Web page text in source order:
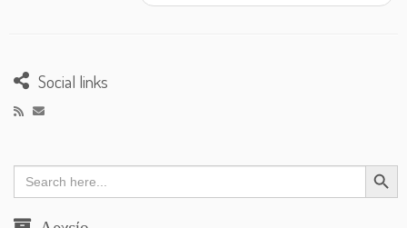
Social links
Search
for:
Search Button